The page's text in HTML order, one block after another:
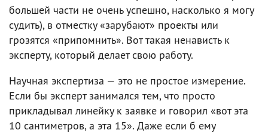
большей части не очень успешно, насколько я могу
судить), в отместку «зарубают» проекты или
грозятся «припомнить». Вот такая ненависть к
эксперту, который делает свою работу.
Научная экспертиза — это не простое измерение.
Если бы эксперт занимался тем, что просто
прикладывал линейку к заявке и говорил «вот эта
10 сантиметров, а эта 15». Даже если б ему